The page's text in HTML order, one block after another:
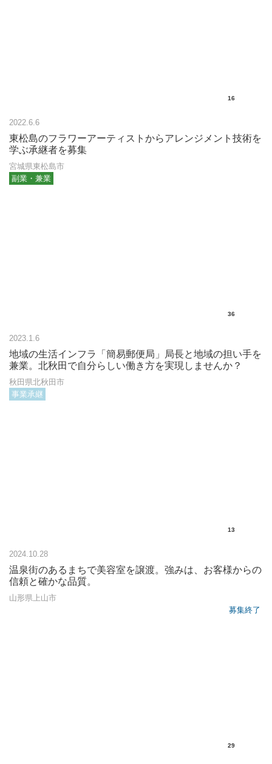
16
2022.6.6
東松島のフラワーアーティストからアレンジメント技術を
学ぶ承継者を募集
宮城県東松島市
36
副業・兼業
2023.1.6
地域の生活インフラ「簡易郵便局」局長と地域の担い手を
兼業。北秋田で自分らしい働き方を実現しませんか？
秋田県北秋田市
13
事業承継
2024.10.28
温泉街のあるまちで美容室を譲渡。強みは、お客様からの
信頼と確かな品質。
山形県上山市
29
募集終了